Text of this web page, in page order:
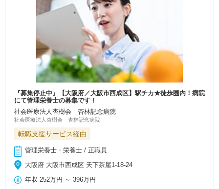
『募集停止中』【大阪府／大阪市西成区】駅チカ★徒歩圏内！病院
にて管理栄養士の募集です！
社会医療法人杏樹会 杏林記念病院
社会医療法人杏樹会 杏林記念病院
転職支援サービス経由
管理栄養士・栄養士 / 正職員
大阪府 大阪市西成区 天下茶屋1-18-24
年収 252万円 ～396万円